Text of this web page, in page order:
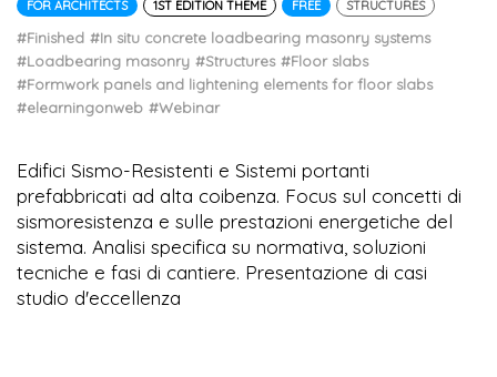
FOR ARCHITECTS 1ST EDITION THEME FREE STRUCTURES
#Finished #In situ concrete loadbearing masonry systems
#Loadbearing masonry #Structures #Floor slabs
#Formwork panels and lightening elements for floor slabs
#elearningonweb #Webinar
Edifici Sismo-Resistenti e Sistemi portanti
prefabbricati ad alta coibenza. Focus sul concetti di
sismoresistenza e sulle prestazioni energetiche del
sistema. Analisi specifica su normativa, soluzioni
tecniche e fasi di cantiere. Presentazione di casi
studio d'eccellenza